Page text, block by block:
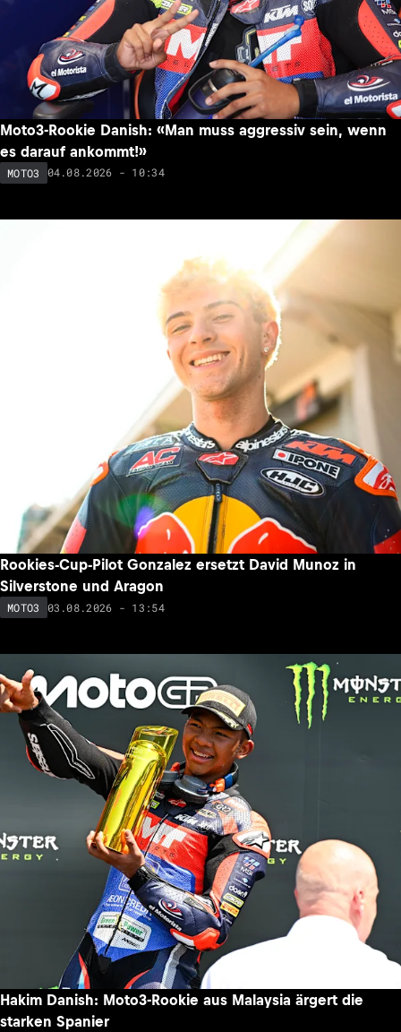
Moto3-Rookie Danish: «Man muss aggressiv sein, wenn
es darauf ankommt!»
MOTO3 04.08.2026 - 10:34
Rookies-Cup-Pilot Gonzalez ersetzt David Munoz in
Silverstone und Aragon
MOTO3 03.08.2026 - 13:54
Hakim Danish: Moto3-Rookie aus Malaysia ärgert die
starken Spanier